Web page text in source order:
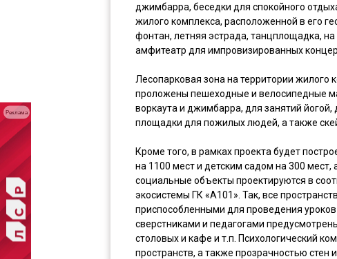
джимбарра, беседки для спокойного
жилого комплекса, расположенной в его
фонтан, летняя эстрада, танцплощадка,
амфитеатр для импровизированных
Лесопарковая зона на территории жилого
проложены пешеходные и велосипедные
воркаута и джимбарра, для занятий
площадки для пожилых людей, а также
Кроме того, в рамках проекта будет
на 1100 мест и детским садом на 300
социальные объекты проектируются в
экосистемы ГК «А101». Так, все
приспособленными для проведения
сверстниками и педагогами
столовых и кафе и т.п. Психологический
пространств, а также прозрачностью стен
Реклама